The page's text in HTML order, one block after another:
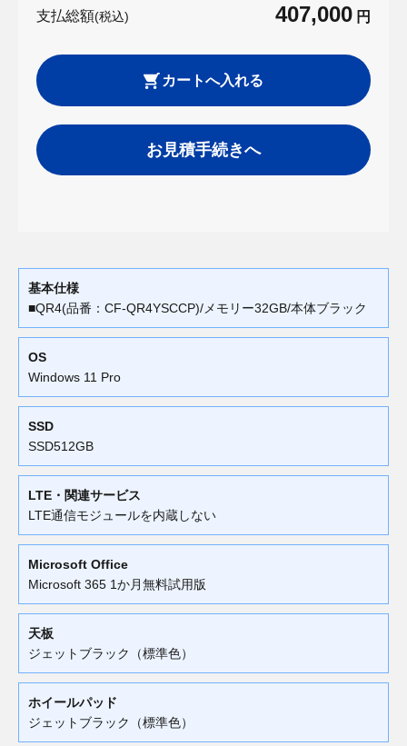
支払総額(税込) 407,000 円
カートへ入れる
お見積手続きへ
基本仕様
■QR4(品番：CF-QR4YSCCP)/メモリー32GB/本体ブラック
OS
Windows 11 Pro
SSD
SSD512GB
LTE・関連サービス
LTE通信モジュールを内蔵しない
Microsoft Office
Microsoft 365 1か月無料試用版
天板
ジェットブラック（標準色）
ホイールパッド
ジェットブラック（標準色）